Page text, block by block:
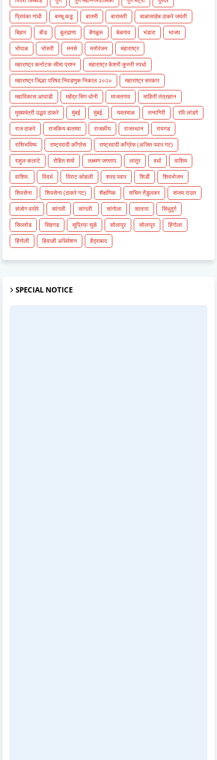
प्रियंका गांधी
बच्चू कडू बातमी बारामती
बाळासाहेब ठाकरे जयंती
बिहार
बीड बुलढाणा बेंगळुरू बेळगाव भंडारा
भाजप
भोपाळ
भोसरी मनसे मनोरंजन
महाराष्ट्र
महाराष्ट्र कर्नाटक सीमा प्रश्न
महाराष्ट्र केशरी कुस्ती स्पर्धा
महाराष्ट्र जिल्हा परिषद निवडणुक निकाल २०२०
महाराष्ट्र सरकार
महाविकास आघाडी
महेंद्र सिंग धोनी माजलगाव
माहिती तंत्रज्ञान
मुख्यमंत्री उद्धव ठाकरे
मुंबई मुंबई. यवतमाळ रत्नागिरी
रवि लांडगे
राज ठाकरे
राजकिय बातम्या राजकीय राजस्थान
रायगड
राशिभविष्य
राष्ट्रवादी काँग्रेस
राष्ट्रवादी काँग्रेस (अजित पवार गट)
राहुल कलाटे
रोहित शर्मा लक्ष्मण जगताप लातूर वर्धा
वाशिम
वाशिम.
विदर्भ विराट कोहली शरद पवार शिर्डी
शिवभोजन
शिवसेना
शिवसेना (ठाकरे गट) शैक्षणिक सचिन तेंडुलकर
संजय राउत
संजोग वाघेरे
सांगली सांगली. सांगोला सातारा
सिंधुदुर्ग
सिल्लोड
सिंहगड सुप्रिया सुळे सोलापुर सोलापूर
हिंगोला
हिंगोली
हिवाळी अधिवेशन हैद्राबाद
SPECIAL NOTICE